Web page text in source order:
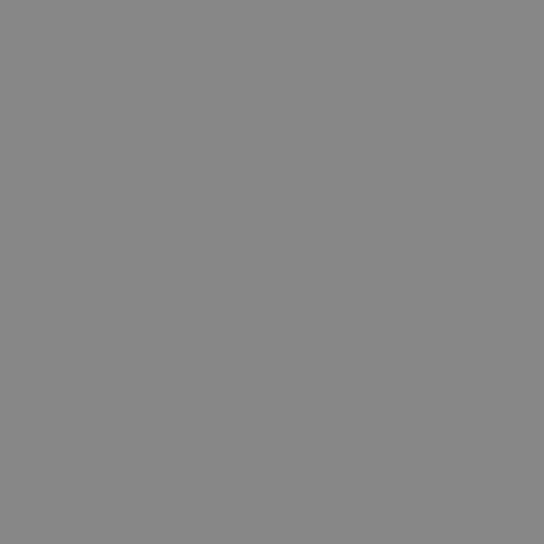
szerint a kérelem
forgalmú webhelyeken.